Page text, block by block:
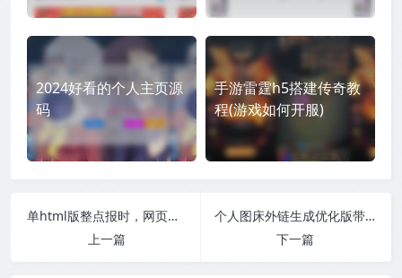
2024好看的个人主页源
码
手游雷霆h5搭建传奇教
程(游戏如何开服)
单html版整点报时，网页挂后台即可，省了一个智能音箱的钱
上一篇
个人图床外链生成优化版带后台
下一篇